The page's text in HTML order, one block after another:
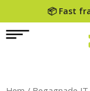
📦 Fast